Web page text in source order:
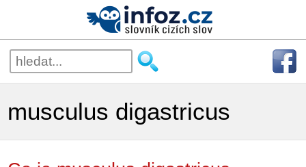
musculus digastricus